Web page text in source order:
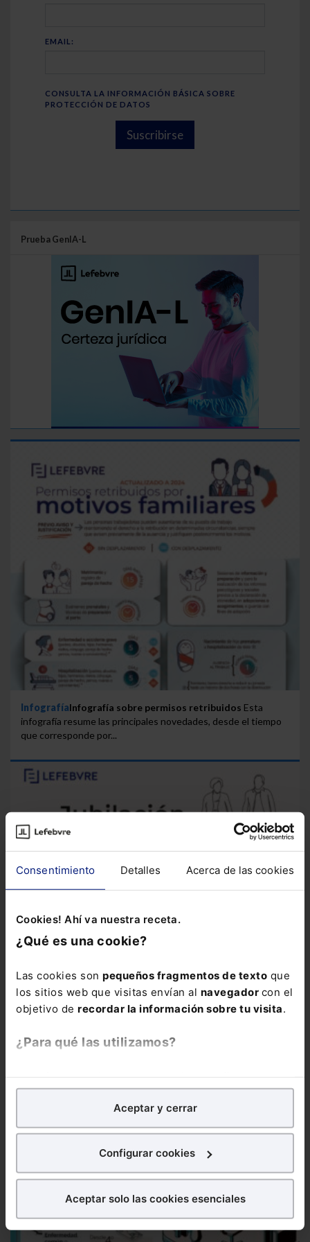
Consentimiento Detalles Acerca de las cookies
Cookies! Ahí va nuestra receta.
¿Qué es una cookie?
Las cookies son pequeños fragmentos de texto que
los sitios web que visitas envían al navegador con el
objetivo de recordar la información sobre tu visita.
¿Para qué las utilizamos?
analíticospara tratar demejorar tu experienciaen
nuestra página web. También con fines publicitarios,
para poder mostrarte publicidad y contenidos de tu
¿Qué puedes hacer?
en la web sea óptima
Aceptar y cerrar
Configurar cookies
Aceptar solo las cookies esenciales
EMAIL:
CONSULTA LA INFORMACIÓN BÁSICA SOBRE
PROTECCIÓN DE DATOS
Suscribirse
Prueba GenIA-L
InfografíaInfografía sobre permisos retribuidos Esta
infografía resume las principales novedades, desde el tiempo
que corresponde por...
poder acceder a la jubilación anticipada han cambiado. A...